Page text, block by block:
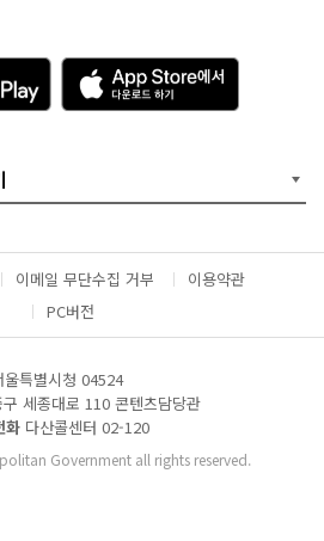
A
p
p
e
서
다
운
드
이메일 무단수집 거부
이용약관
PC버전
울특별시청 04524
세종대로 110 콘텐츠담당관
화 다산콜센터 02-120
Government all rights reserved.